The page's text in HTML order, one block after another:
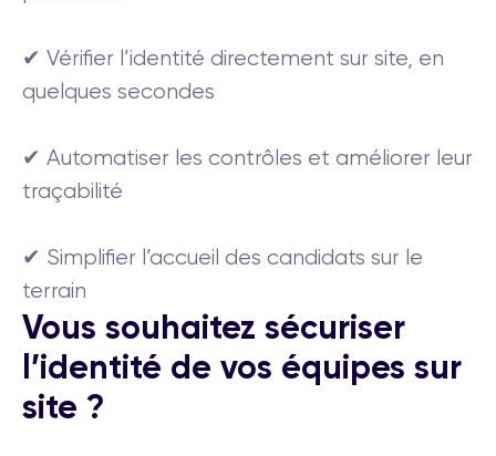
✔ Vérifier l’identité directement sur site, en
quelques secondes
✔ Automatiser les contrôles et améliorer leur
traçabilité
✔ Simplifier l’accueil des candidats sur le
terrain
Vous souhaitez sécuriser
l’identité de vos équipes sur
site ?